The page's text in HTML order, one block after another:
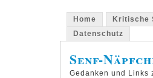
Home Kritische
Datenschutz
Senf-
Gedanken und Links